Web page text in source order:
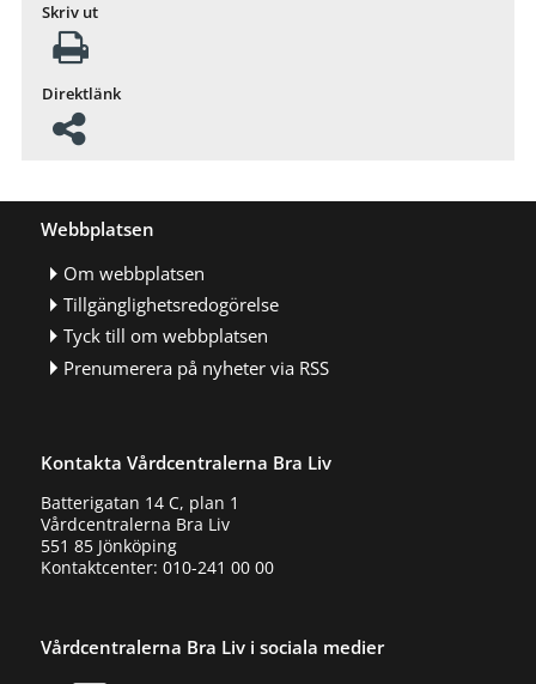
Skriv ut
Direktlänk
Webbplatsen
Om webbplatsen
Tillgänglighetsredogörelse
Tyck till om webbplatsen
Prenumerera på nyheter via RSS
Kontakta Vårdcentralerna Bra Liv
Batterigatan 14 C, plan 1
Vårdcentralerna Bra Liv
551 85 Jönköping
Kontaktcenter: 010-241 00 00
Vårdcentralerna Bra Liv i sociala medier